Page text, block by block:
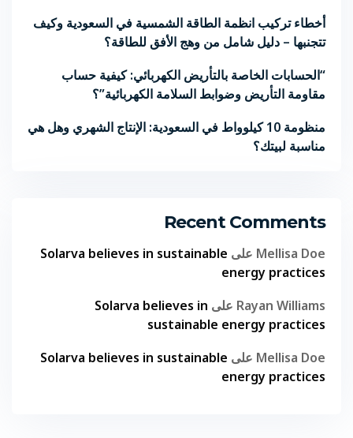
أخطاء تركيب انظمة الطاقة الشمسية في السعودية وكيف
تتجنبها – دليل شامل من وهج الأفق للطاقة؟
“الحسابات الخاصة بالتأريض الكهربائي: كيفية حساب
مقاومة التأريض وضوابط السلامة الكهربائية”؟
منظومة 10 كيلوواط في السعودية: الإنتاج الشهري وهل هي
مناسبة لبيتك؟
Recent Comments
Mellisa Doe على Solarva believes in sustainable
energy practices
Rayan Williams على Solarva believes in
sustainable energy practices
Mellisa Doe على Solarva believes in sustainable
energy practices